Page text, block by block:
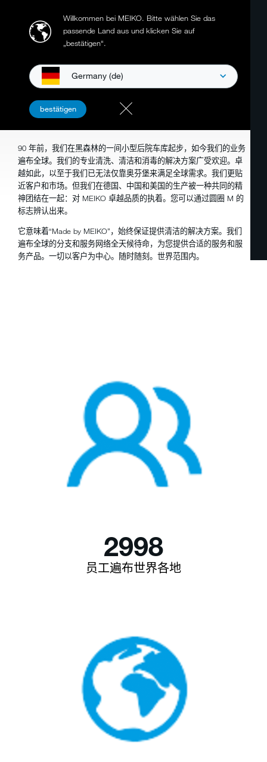
Willkommen bei MEIKO. Bitte wählen Sie das
passende Land aus und klicken Sie auf
„bestätigen“.
Germany (de)
bestätigen
世界范围内的专业人士
对品质和清洁的热情
90 年前，我们在黑森林的一间小型后院车库起步，如今我们的业务
遍布全球。我们的专业清洗、清洁和消毒的解决方案广受欢迎。卓
越如此，以至于我们已无法仅靠奥芬堡来满足全球需求。我们更贴
近客户和市场。但我们在德国、中国和美国的生产被一种共同的精
神团结在一起：对 MEIKO 卓越品质的执着。您可以通过圆圈 M 的
标志辨认出来。
它意味着“Made by MEIKO”，始终保证提供清洁的解决方案。我们
遍布全球的分支和服务网络全天候待命，为您提供合适的服务和服
务产品。一切以客户为中心。随时随刻。世界范围内。
2998
员工遍布世界各地